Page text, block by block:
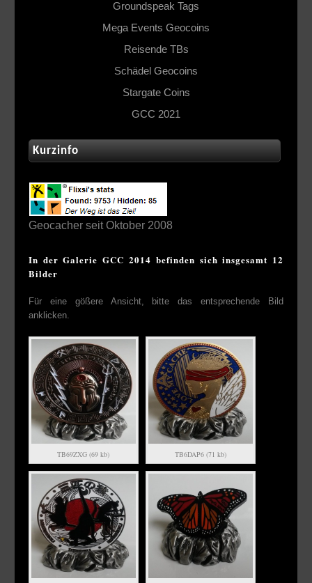
Groundspeak Tags
Mega Events Geocoins
Reisende TBs
Schädel Geocoins
Stargate Coins
GCC 2021
Kurzinfo
Geocacher seit Oktober 2008
In der Galerie GCC 2014 befinden sich insgesamt 12
Bilder
Für eine gößere Ansicht, bitte das entsprechende Bild
anklicken.
TB69ZXG (69 kb) TB6DAP6 (71 kb)